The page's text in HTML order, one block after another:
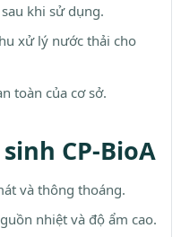
khi sử dụng.
xử lý nước thải cho
toàn của cơ sở.
CP-BioA
và thông thoáng.
nhiệt và độ ẩm cao.